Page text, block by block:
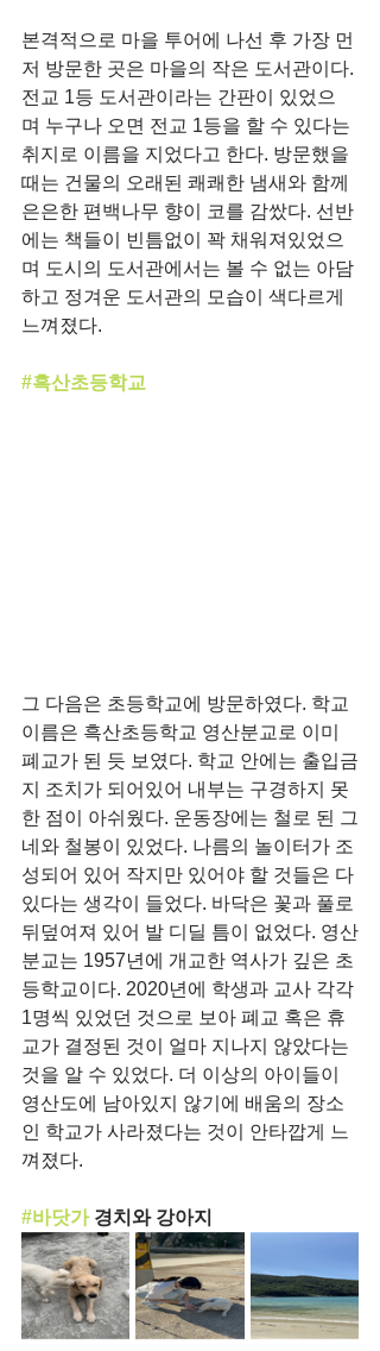
본격적으로 마을 투어에 나선 후 가장 먼
저 방문한 곳은 마을의 작은 도서관이다.
전교 1등 도서관이라는 간판이 있었으
며 누구나 오면 전교 1등을 할 수 있다는
취지로 이름을 지었다고 한다. 방문했을
때는 건물의 오래된 쾌쾌한 냄새와 함께
은은한 편백나무 향이 코를 감쌌다. 선반
에는 책들이 빈틈없이 꽉 채워져있었으
며 도시의 도서관에서는 볼 수 없는 아담
하고 정겨운 도서관의 모습이 색다르게
느껴졌다.
#흑산초등학교
그 다음은 초등학교에 방문하였다. 학교
이름은 흑산초등학교 영산분교로 이미
폐교가 된 듯 보였다. 학교 안에는 출입금
지 조치가 되어있어 내부는 구경하지 못
한 점이 아쉬웠다. 운동장에는 철로 된 그
네와 철봉이 있었다. 나름의 놀이터가 조
성되어 있어 작지만 있어야 할 것들은 다
있다는 생각이 들었다. 바닥은 꽃과 풀로
뒤덮여져 있어 발 디딜 틈이 없었다. 영산
분교는 1957년에 개교한 역사가 깊은 초
등학교이다. 2020년에 학생과 교사 각각
1명씩 있었던 것으로 보아 폐교 혹은 휴
교가 결정된 것이 얼마 지나지 않았다는
것을 알 수 있었다. 더 이상의 아이들이
영산도에 남아있지 않기에 배움의 장소
인 학교가 사라졌다는 것이 안타깝게 느
껴졌다.
#바닷가 경치와 강아지